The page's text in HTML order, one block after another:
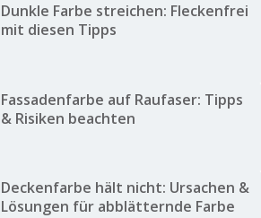
Dunkle Farbe streichen: Fleckenfrei
mit diesen Tipps
Fassadenfarbe auf Raufaser: Tipps
& Risiken beachten
Deckenfarbe hält nicht: Ursachen &
Lösungen für abblätternde Farbe